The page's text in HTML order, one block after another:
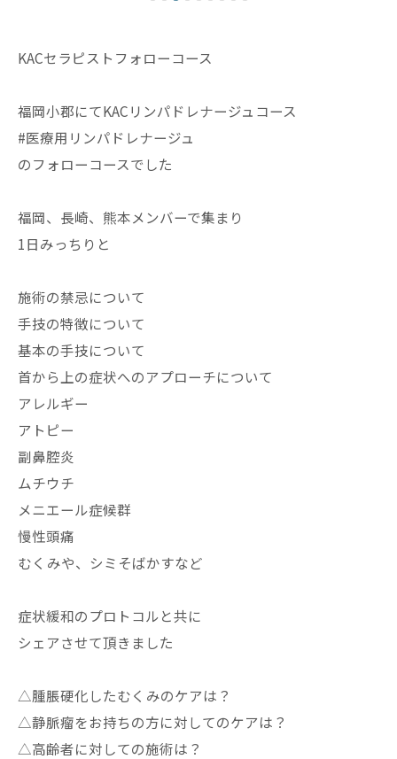
KACセラピストフォローコース
福岡小郡にてKACリンパドレナージュコース
#医療用リンパドレナージュ
のフォローコースでした
福岡、長崎、熊本メンバーで集まり
1日みっちりと
施術の禁忌について
手技の特徴について
基本の手技について
首から上の症状へのアプローチについて
アレルギー
アトピー
副鼻腔炎
ムチウチ
メニエール症候群
慢性頭痛
むくみや、シミそばかすなど
症状緩和のプロトコルと共に
シェアさせて頂きました
△腫脹硬化したむくみのケアは？
△静脈瘤をお持ちの方に対してのケアは？
△高齢者に対しての施術は？